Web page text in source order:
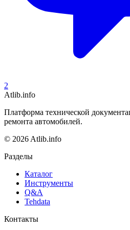
2
Atlib.info
Платформа технической
ремонта автомобилей.
© 2026 Atlib.info
Разделы
Каталог
Инструменты
Q&A
Tehdata
Контакты